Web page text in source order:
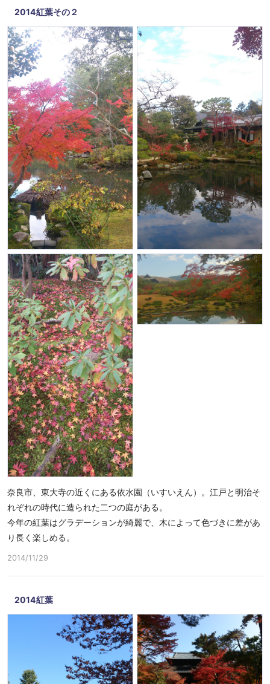
2014紅葉その２
奈良市、東大寺の近くにある依水園（いすいえん）。江戸と明治そ
れぞれの時代に造られた二つの庭がある。
今年の紅葉はグラデーションが綺麗で、木によって色づきに差があ
り長く楽しめる。
2014/11/29
2014紅葉